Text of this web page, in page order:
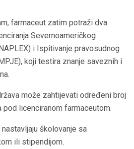
farmaceut zatim potraži dva
Severnoameričkog
i Ispitivanje pravosudnog
koji testira znanje saveznih i
može zahtijevati određeni broj
licenciranom farmaceutom.
školovanje sa
ili stipendijom.